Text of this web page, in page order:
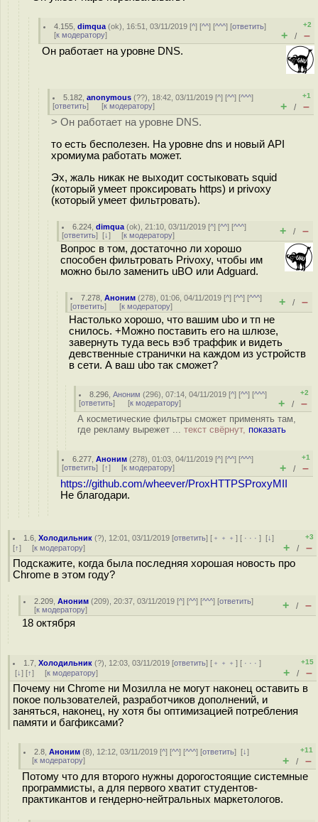
4.155 ,dimqua (ok), 16:51, 03/11/2019 [^] [^^] [^^^] [ответить]
[к модератору]
+2
+ / –
Он работает на уровне DNS.
5.182 ,anonymous (??), 18:42, 03/11/2019 [^] [^^] [^^^]
[ответить] [к модератору]
+1
+ / –
> Он работает на уровне DNS.
то есть бесполезен. На уровне dns и новый API
хромиума работать может.
Эх, жаль никак не выходит состыковать squid
(который умеет проксировать https) и privoxy
(который умеет фильтровать).
6.224 ,dimqua (ok), 21:10, 03/11/2019 [^] [^^] [^^^]
[ответить] [↓] [к модератору] + / –
Вопрос в том, достаточно ли хорошо
способен фильтровать Privoxy, чтобы им
можно было заменить uBO или Adguard.
7.278 ,Аноним (278), 01:06, 04/11/2019 [^] [^^] [^^^]
[ответить] [к модератору] + / –
Настолько хорошо, что вашим ubo и тп не
снилось. +Можно поставить его на шлюзе,
завернуть туда весь вэб траффик и видеть
девственные странички на каждом из устройств
в сети. А ваш ubo так сможет?
8.296 ,Аноним (296), 07:14, 04/11/2019 [^] [^^] [^^^]
[ответить] [к модератору]
+2
+ / –
А косметические фильтры сможет применять там,
где рекламу вырежет ... текст свёрнут, показать
6.277 ,Аноним (278), 01:03, 04/11/2019 [^] [^^] [^^^]
[ответить] [↑] [к модератору]
+1
+ / –
https://github.com/wheever/ProxHTTPSProxyMII
Не благодари.
1.6 ,Холодильник (?), 12:01, 03/11/2019 [ответить] [ ﹢﹢﹢] [ · · ·][↓]
[↑] [к модератору]
+3
+ / –
Подскажите, когда была последняя хорошая новость про
Chrome в этом году?
2.209 ,Аноним (209), 20:37, 03/11/2019 [^] [^^] [^^^] [ответить]
[к модератору] + / –
18 октября
1.7 ,Холодильник (?), 12:03, 03/11/2019 [ответить] [ ﹢﹢﹢] [ · · ·]
[↓] [↑] [к модератору]
+15
+ / –
Почему ни Chrome ни Мозилла не могут наконец оставить в
покое пользователей, разработчиков дополнений, и
заняться, наконец, ну хотя бы оптимизацией потребления
памяти и багфиксами?
2.8 ,Аноним (8), 12:12, 03/11/2019 [^] [^^] [^^^] [ответить][↓]
[к модератору]
+11
+ / –
Потому что для второго нужны дорогостоящие системные
программисты, а для первого хватит студентов-
практикантов и гендерно-нейтральных маркетологов.